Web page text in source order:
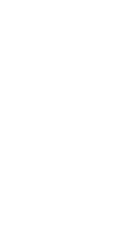
im Umgang mit
zuverlässig erwiesen.
auf den Gebieten der
Parasitologie oder Virologie
Voraussetzung ist,
Sachkenntnis erworben
formlos schriftlich oder
Stelle beantragen.
Stelle im Internet zur
Danach erhalten Sie
oder einen